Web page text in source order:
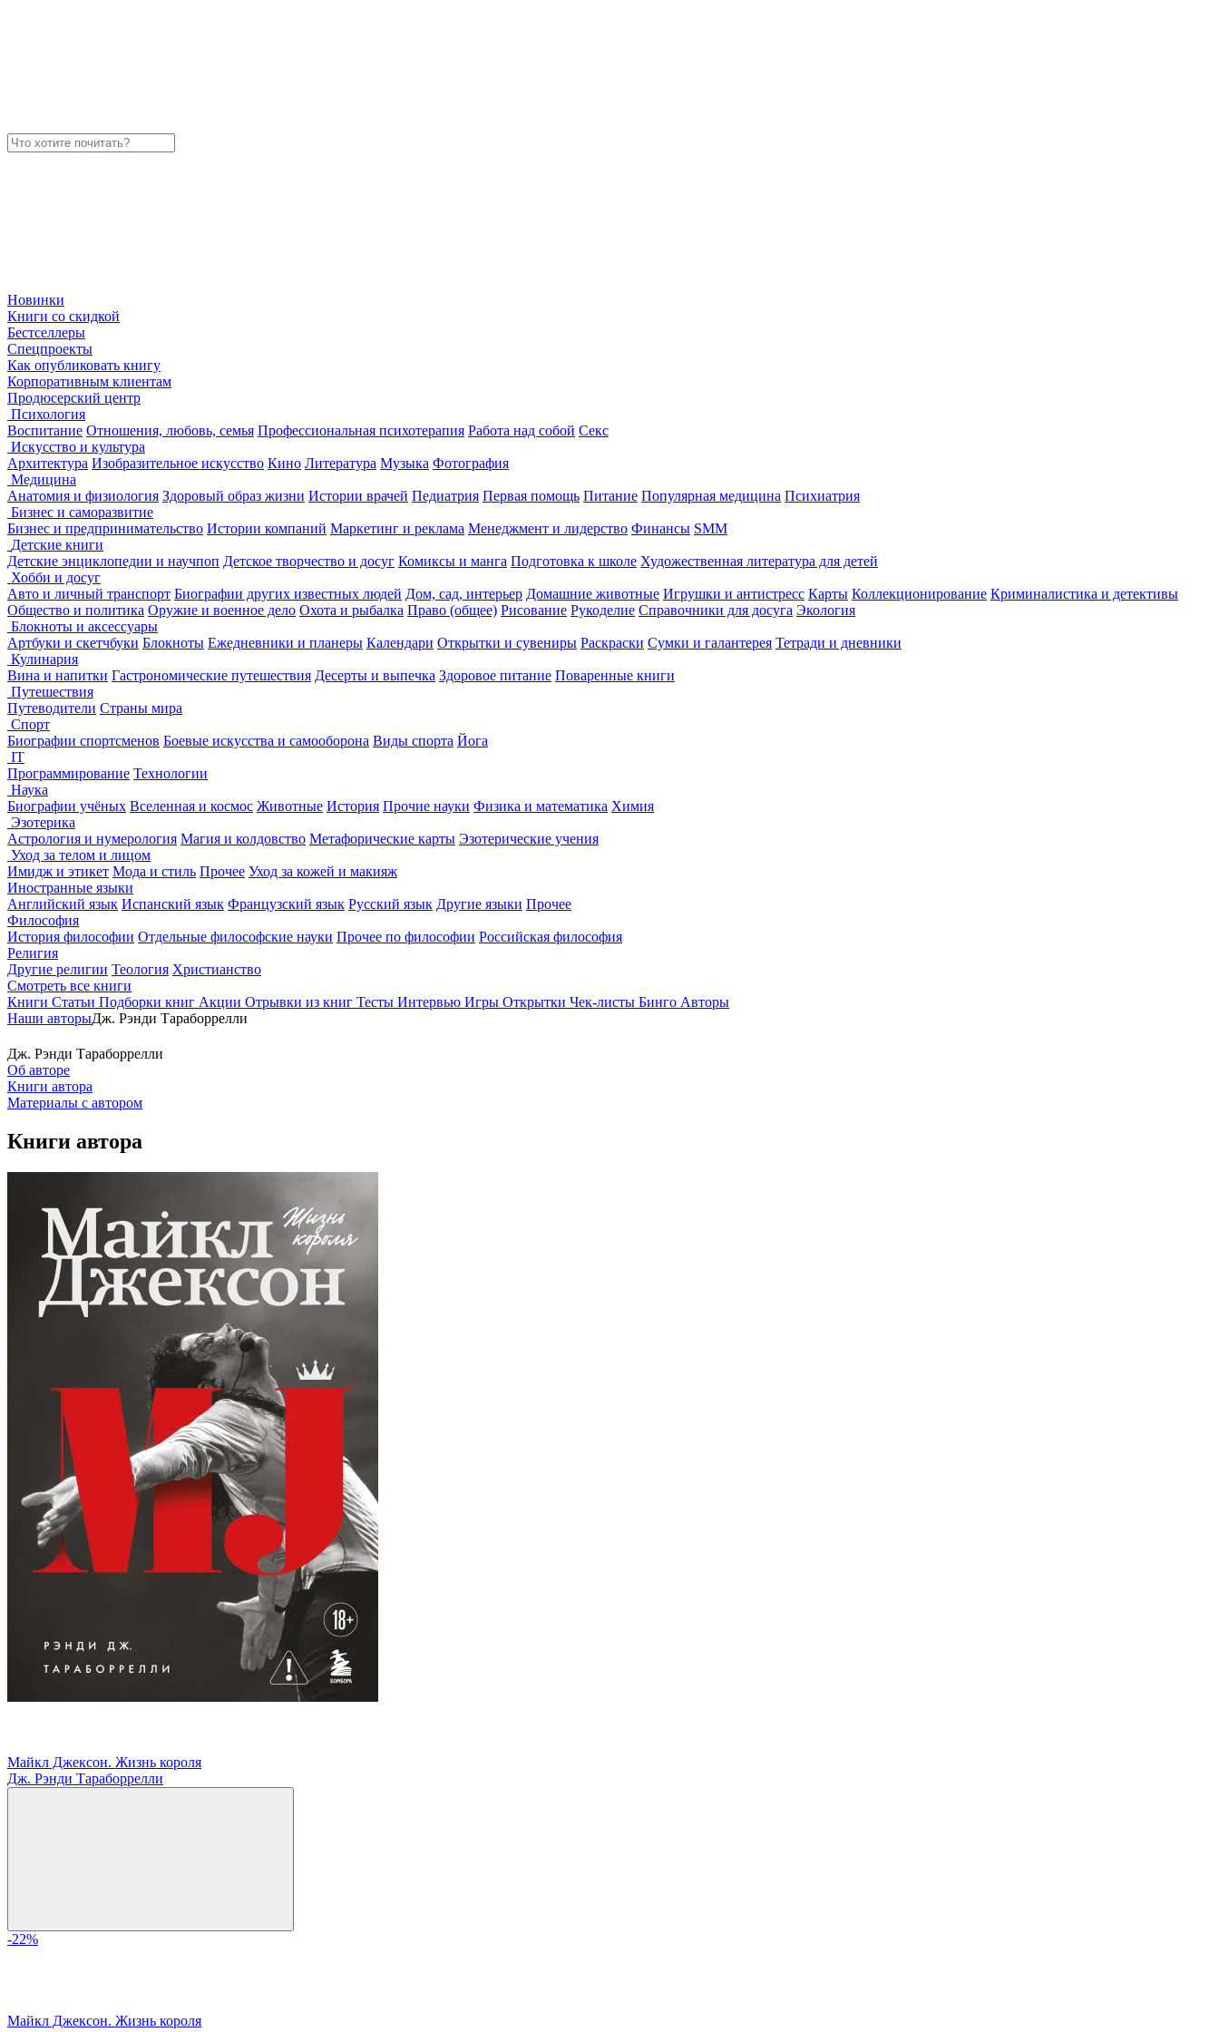
Новинки
Книги со скидкой
Бестселлеры
Спецпроекты
Как опубликовать книгу
Корпоративным клиентам
Продюсерский центр
Психология
Воспитание Отношения, любовь, семья Профессиональная психотерапия Работа над собой Секс
Искусство и культура
Архитектура Изобразительное искусство Кино Литература Музыка Фотография
Медицина
Анатомия и физиология Здоровый образ жизни Истории врачей Педиатрия Первая помощь Питание Популярная медицина Психиатрия
Бизнес и саморазвитие
Бизнес и предпринимательство Истории компаний Маркетинг и реклама Менеджмент и лидерство Финансы SMM
Детские книги
Детские энциклопедии и научпоп Детское творчество и досуг Комиксы и манга Подготовка к школе Художественная литература для детей
Хобби и досуг
Авто и личный транспорт Биографии других известных людей Дом, сад, интерьер Домашние животные Игрушки и антистресс Карты Коллекционирование Криминалистика и детективы
Общество и политика Оружие и военное дело Охота и рыбалка Право (общее) Рисование Рукоделие Справочники для досуга Экология
Блокноты и аксессуары
Артбуки и скетчбуки Блокноты Ежедневники и планеры Календари Открытки и сувениры Раскраски Сумки и галантерея Тетради и дневники
Кулинария
Вина и напитки Гастрономические путешествия Десерты и выпечка Здоровое питание Поваренные книги
Путешествия
Путеводители Страны мира
Спорт
Биографии спортсменов Боевые искусства и самооборона Виды спорта Йога
IT
Программирование Технологии
Наука
Биографии учёных Вселенная и космос Животные История Прочие науки Физика и математика Химия
Эзотерика
Астрология и нумерология Магия и колдовство Метафорические карты Эзотерические учения
Уход за телом и лицом
Имидж и этикет Мода и стиль Прочее Уход за кожей и макияж
Иностранные языки
Английский язык Испанский язык Французский язык Русский язык Другие языки Прочее
Философия
История философии Отдельные философские науки Прочее по философии Российская философия
Религия
Другие религии Теология Христианство
Смотреть все книги
Книги Статьи Подборки книг Акции Отрывки из книг Тесты Интервью Игры Открытки Чек-листы Бинго Авторы
Наши авторыДж. Рэнди Тараборрелли
Дж. Рэнди Тараборрелли
Об авторе
Книги автора
Материалы с автором
Книги автора
Майкл Джексон. Жизнь короля
Дж. Рэнди Тараборрелли
-22%
Майкл Джексон. Жизнь короля